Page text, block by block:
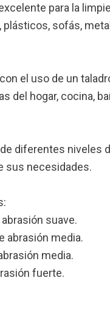
para la
plásticos, sofás,
el uso de un
del hogar, cocina,
diferentes niveles
sus necesidades.
suave.
abrasión media.
media.
fuerte.